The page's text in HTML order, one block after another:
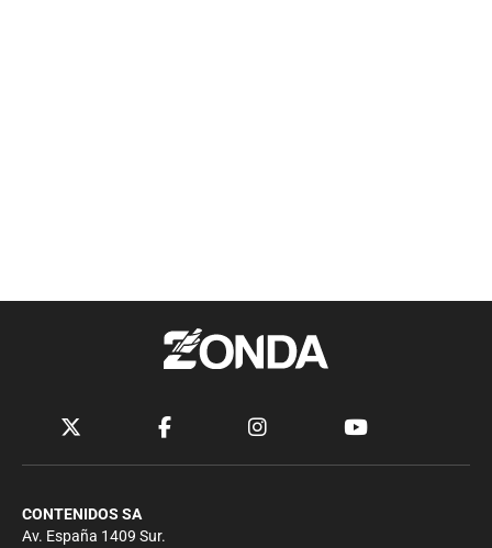
CONTENIDOS SA
Av. España 1409 Sur.